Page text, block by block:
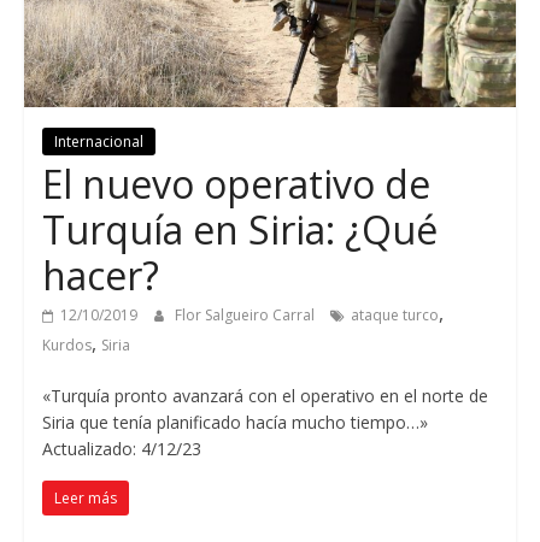
Internacional
El nuevo operativo de
Turquía en Siria: ¿Qué
hacer?
12/10/2019 Flor Salgueiro Carral ataque turco,
Kurdos, Siria
«Turquía pronto avanzará con el operativo en el norte de
Siria que tenía planificado hacía mucho tiempo…»
Actualizado: 4/12/23
Leer más